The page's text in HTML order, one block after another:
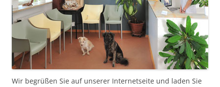
Wir begrüßen Sie auf unserer Internetseite und laden Sie